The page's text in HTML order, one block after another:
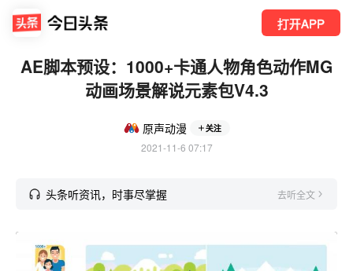
打开APP
AE脚本预设：1000+卡通人物角色动作MG
动画场景解说元素包V4.3
原声动漫 关注
2021-11-6 07:17
头条听资讯，时事尽掌握 去听全文